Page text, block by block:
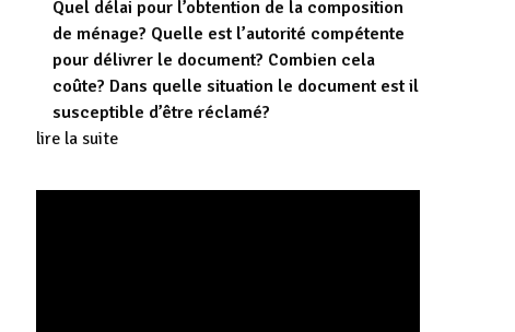
Quel délai pour l’obtention de la composition
de ménage? Quelle est l’autorité compétente
pour délivrer le document? Combien cela
coûte? Dans quelle situation le document est il
susceptible d’être réclamé?
lire la suite